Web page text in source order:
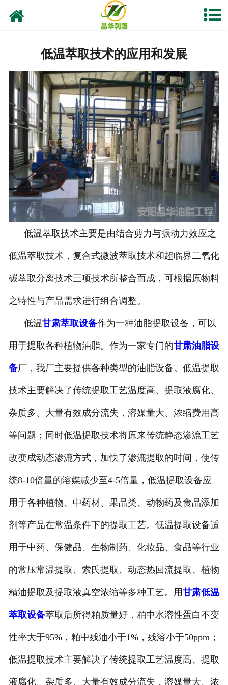
业务及应用
工程业绩
技术资料
新闻中心
关于晶华
联系我们
低温萃取技术的应用和发展
低温萃取技术主要是由结合剪力与振动力效应之
低温萃取技术，复合式微波萃取技术和超临界二氧化
碳萃取分离技术三项技术所整合而成，可根据原物料
之特性与产品需求进行组合调整。
低温甘肃萃取设备作为一种油脂提取设备，可以
用于提取各种植物油脂。作为一家专门的甘肃油脂设
备厂，我厂主要提供各种类型的油脂设备。低温提取
技术主要解决了传统提取工艺温度高、提取液腐化、
杂质多、大量有效成分流失，溶媒量大、浓缩费用高
等问题；同时低温提取技术将原来传统静态渗漉工艺
改变成动态渗漉方式，加快了渗漉提取的时间，使传
统8-10倍量的溶媒减少至4-5倍量，低温提取设备应
用于各种植物、中药材、果品类、动物药及食品添加
剂等产品在常温条件下的提取工艺。低温提取设备适
用于中药、保健品、生物制药、化妆品、食品等行业
的常压常温提取、索氏提取、动态热回流提取、植物
精油提取及提取液真空浓缩等多种工艺。用甘肃低温
萃取设备萃取后所得粕质量好，粕中水溶性蛋白不变
性率大于95%，粕中残油小于1%，残溶小于50ppm；
低温提取技术主要解决了传统提取工艺温度高、提取
液腐化、杂质多、大量有效成分流失，溶媒量大、浓